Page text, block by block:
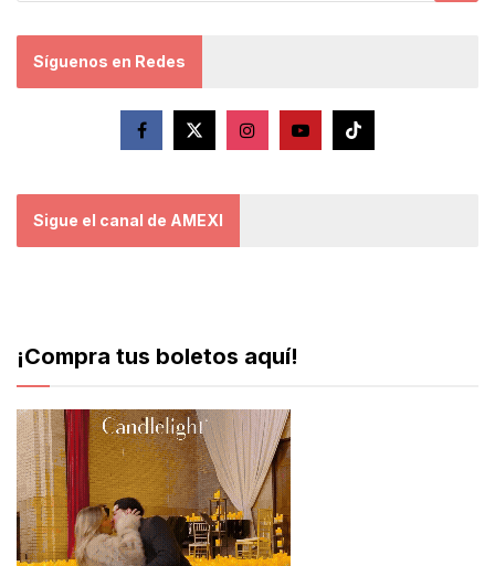
Síguenos en Redes
Sigue el canal de AMEXI
¡Compra tus boletos aquí!